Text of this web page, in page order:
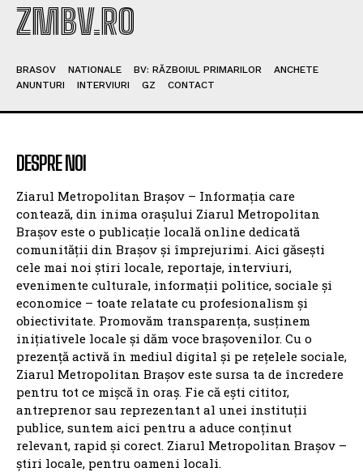
ZMBV.RO
BRASOV NATIONALE BV: RĂZBOIUL PRIMARILOR
ANCHETE
ANUNTURI
INTERVIURI GZ CONTACT
DESPRE NOI
Ziarul Metropolitan Brașov – Informația care
contează, din inima orașului Ziarul Metropolitan
Brașov este o publicație locală online dedicată
comunității din Brașov și împrejurimi. Aici găsești
cele mai noi știri locale, reportaje, interviuri,
evenimente culturale, informații politice, sociale și
economice – toate relatate cu profesionalism și
obiectivitate. Promovăm transparența, susținem
inițiativele locale și dăm voce brașovenilor. Cu o
prezență activă în mediul digital și pe rețelele sociale,
Ziarul Metropolitan Brașov este sursa ta de încredere
pentru tot ce mișcă în oraș. Fie că ești cititor,
antreprenor sau reprezentant al unei instituții
publice, suntem aici pentru a aduce conținut
relevant, rapid și corect. Ziarul Metropolitan Brașov –
știri locale, pentru oameni locali.